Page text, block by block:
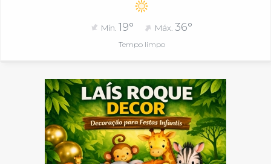
Mín. 19° Máx.36°
Tempo limpo